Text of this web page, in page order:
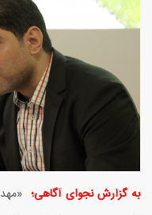
به گزارش نجوای آگاهی؛ «